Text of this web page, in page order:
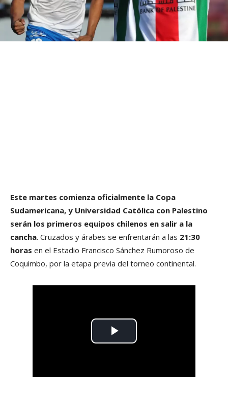
Este martes comienza oficialmente la Copa
Sudamericana, y Universidad Católica con Palestino
serán los primeros equipos chilenos en salir a la
cancha. Cruzados y árabes se enfrentarán a las 21:30
horas en el Estadio Francisco Sánchez Rumoroso de
Coquimbo, por la etapa previa del torneo continental.